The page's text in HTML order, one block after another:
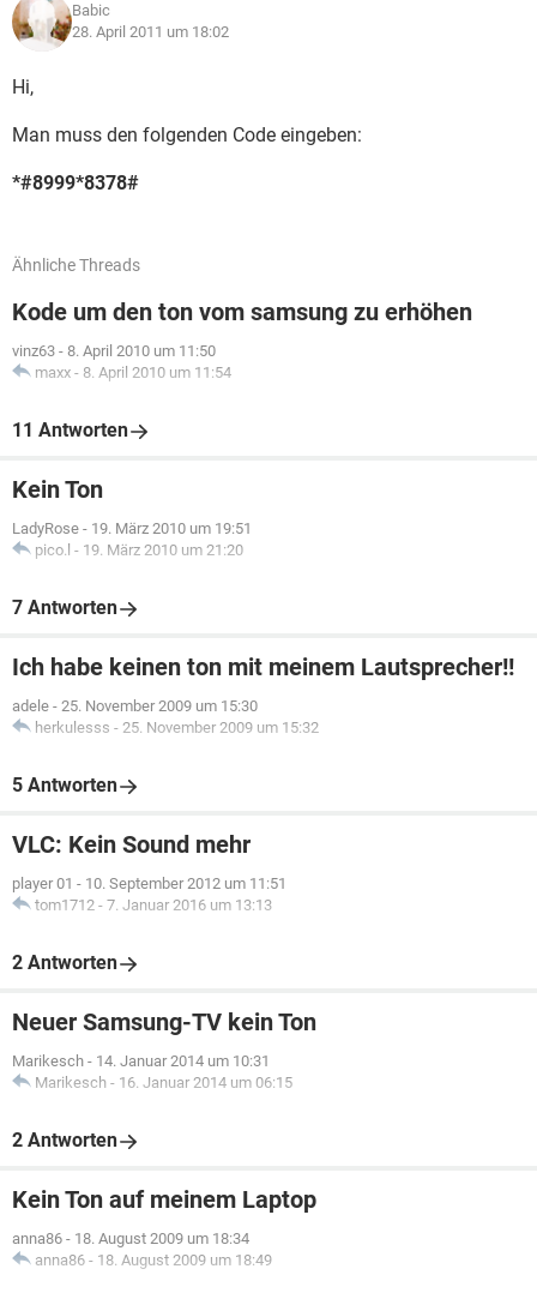
Babic
28. April 2011 um 18:02
Hi,
Man muss den folgenden Code eingeben:
*#8999*8378#
Ähnliche Threads
Kode um den ton vom samsung zu erhöhen
vinz63 - 8. April 2010 um 11:50
maxx - 8. April 2010 um 11:54
11 Antworten
Kein Ton
LadyRose - 19. März 2010 um 19:51
pico.l - 19. März 2010 um 21:20
7 Antworten
Ich habe keinen ton mit meinem Lautsprecher!!
adele - 25. November 2009 um 15:30
herkulesss - 25. November 2009 um 15:32
5 Antworten
VLC: Kein Sound mehr
player 01 - 10. September 2012 um 11:51
tom1712 - 7. Januar 2016 um 13:13
2 Antworten
Neuer Samsung-TV kein Ton
Marikesch - 14. Januar 2014 um 10:31
Marikesch - 16. Januar 2014 um 06:15
2 Antworten
Kein Ton auf meinem Laptop
anna86 - 18. August 2009 um 18:34
anna86 - 18. August 2009 um 18:49